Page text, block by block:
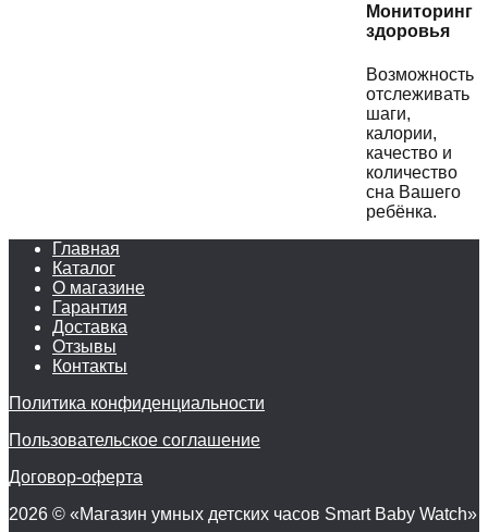
Мониторинг
здоровья
Возможность
отслеживать
шаги,
калории,
качество и
количество
сна Вашего
ребёнка.
Главная
Каталог
О магазине
Гарантия
Доставка
Отзывы
Контакты
Политика конфиденциальности
Пользовательское соглашение
Договор-оферта
2026 © «Магазин умных детских часов Smart Baby Watch»